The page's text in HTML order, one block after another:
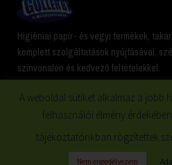
Higiéniai papír- és vegyi termékek,
komplett szolgáltatások nyújtásával,
színvonalon és kedvező feltételekkel.
Vásárlói fiók
A weboldal sütiket alkalmaz a jobb
felhasználói élmény
tájékoztatónkban rögzítettek
Nem engedélyezem